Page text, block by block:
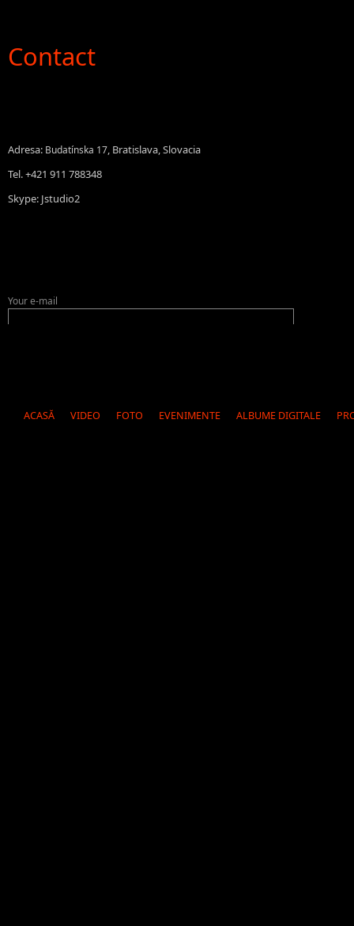
ACASĂ VIDEO FOTO EVENIMENTE ALBUME DIGITALE
Contact
Adresa: Budatínska 17, Bratislava, Slovacia
Tel. +421 911 788348
Skype: Jstudio2
Your e-mail
How did you find us?